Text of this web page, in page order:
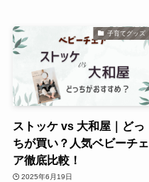
子育てグッズ
ストッケ vs 大和屋｜どっ
ちが買い？人気ベビーチェ
ア徹底比較！
2025年6月19日